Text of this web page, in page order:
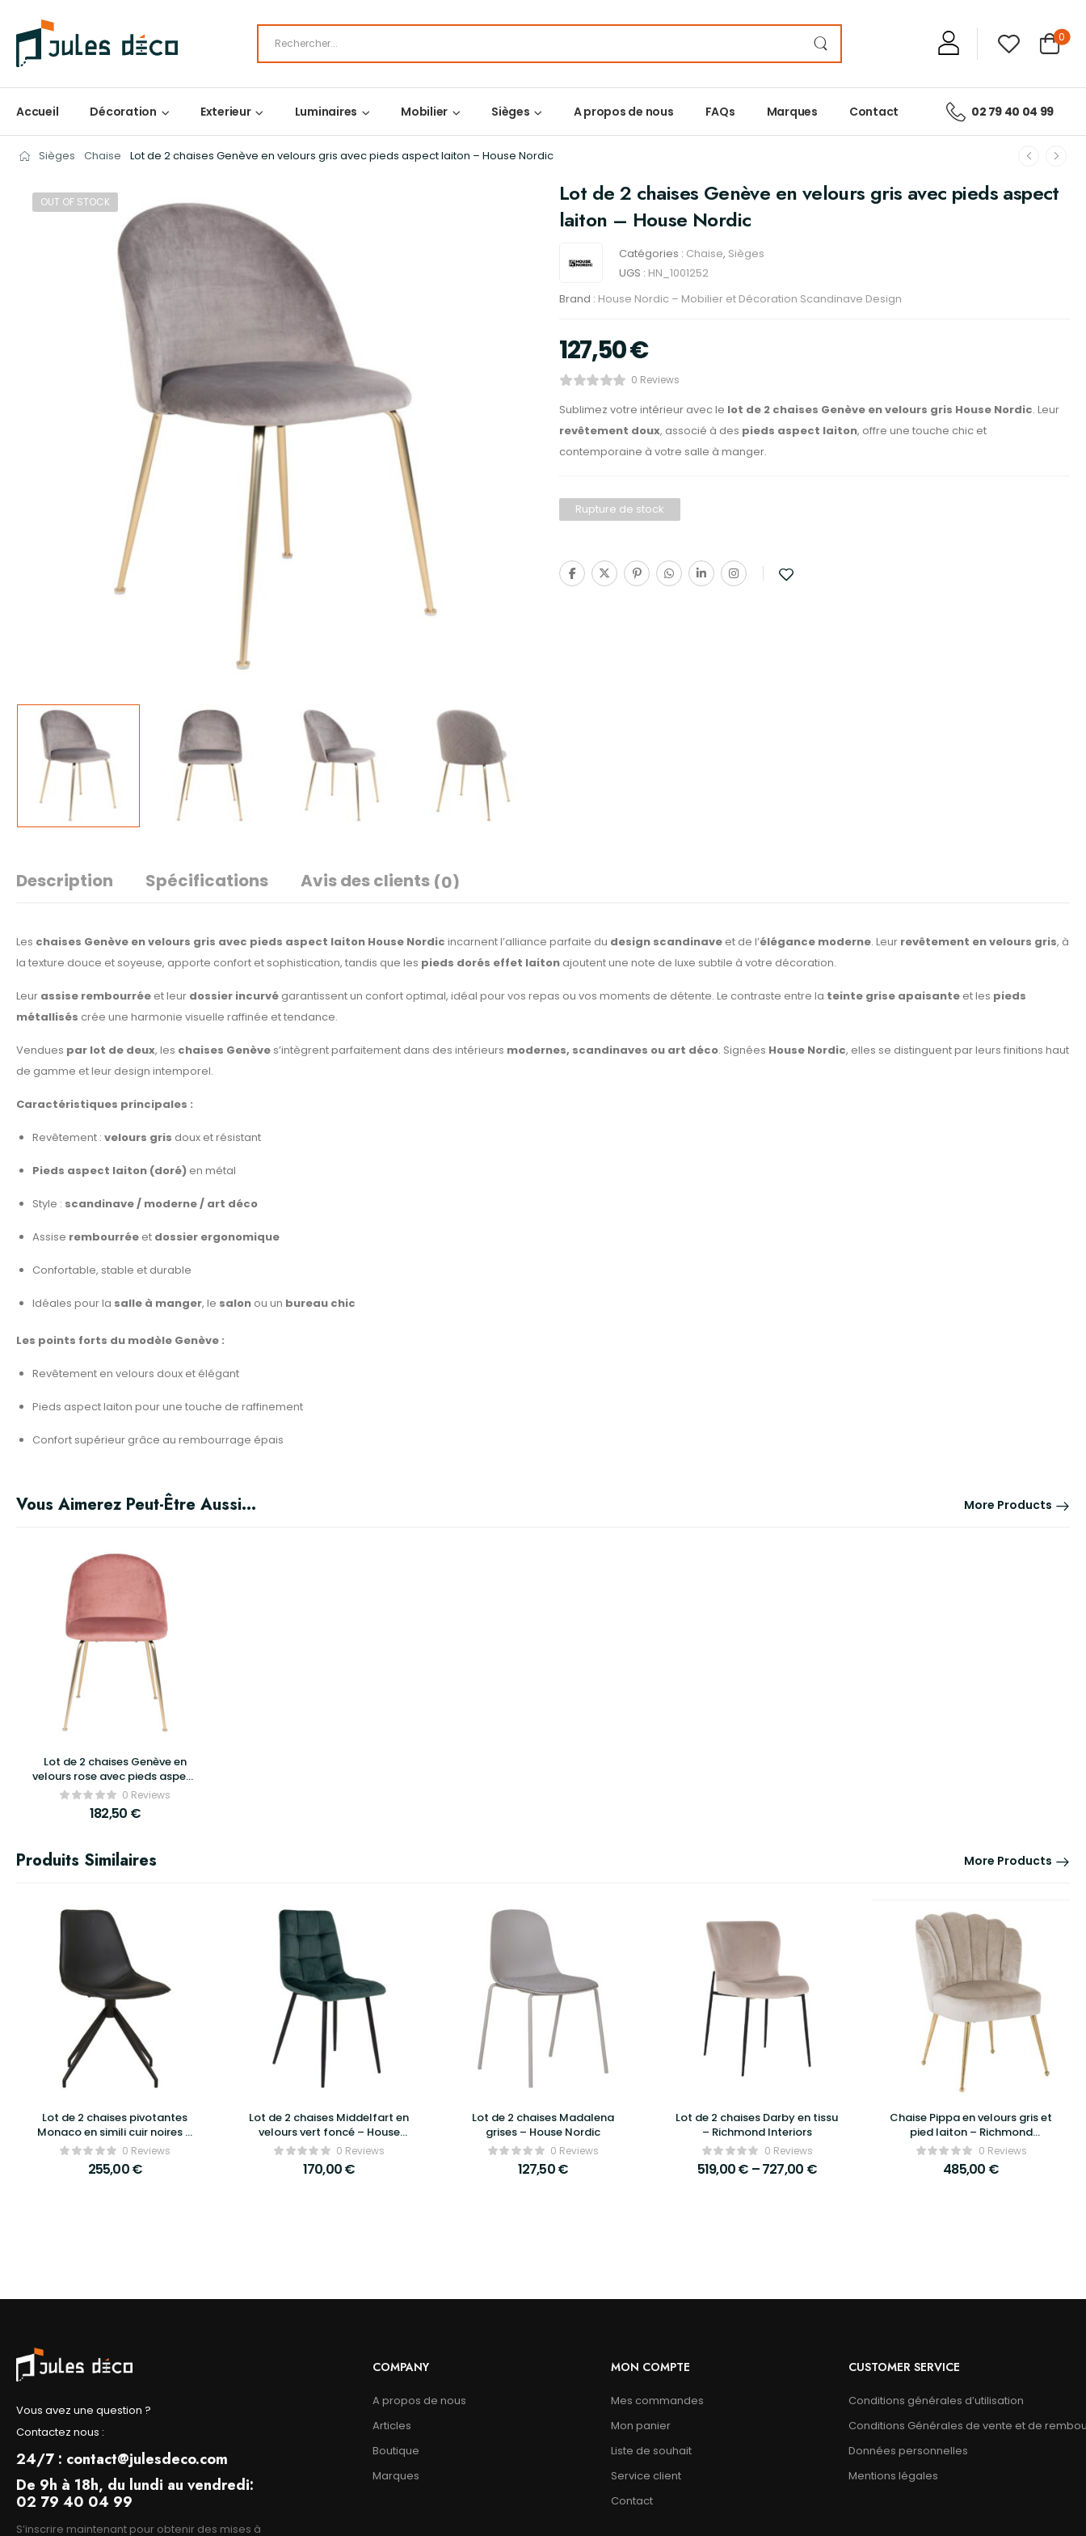
0
Accueil Décoration Exterieur Luminaires Mobilier Sièges A propos de nous FAQs Marques Contact 02 79 40 04 99
Sièges Chaise Lot de 2 chaises Genève en velours gris avec pieds aspect laiton – House Nordic
OUT OF STOCK
Lot de 2 chaises Genève en velours gris avec pieds aspect
laiton – House Nordic
Catégories : Chaise, Sièges
UGS : HN_1001252
Brand : House Nordic – Mobilier et Décoration Scandinave Design
127,50€
0 Reviews
Sublimez votre intérieur avec le lot de 2 chaises Genève en velours gris House Nordic. Leur
revêtement doux, associé à des pieds aspect laiton, offre une touche chic et
contemporaine à votre salle à manger.
Rupture de stock
Description Spécifications Avis des clients (0)
Les chaises Genève en velours gris avec pieds aspect laiton House Nordic incarnent l’alliance parfaite du design scandinave et de l’élégance moderne. Leur revêtement en velours gris, à
la texture douce et soyeuse, apporte confort et sophistication, tandis que les pieds dorés effet laiton ajoutent une note de luxe subtile à votre décoration.
Leur assise rembourrée et leur dossier incurvé garantissent un confort optimal, idéal pour vos repas ou vos moments de détente. Le contraste entre la teinte grise apaisante et les pieds
métallisés crée une harmonie visuelle raffinée et tendance.
Vendues par lot de deux, les chaises Genève s’intègrent parfaitement dans des intérieurs modernes, scandinaves ou art déco. Signées House Nordic, elles se distinguent par leurs finitions haut
de gamme et leur design intemporel.
Caractéristiques principales :
Revêtement : velours gris doux et résistant
Pieds aspect laiton (doré) en métal
Style : scandinave / moderne / art déco
Assise rembourrée et dossier ergonomique
Confortable, stable et durable
Idéales pour la salle à manger, le salon ou un bureau chic
Les points forts du modèle Genève :
Revêtement en velours doux et élégant
Pieds aspect laiton pour une touche de raffinement
Confort supérieur grâce au rembourrage épais
Vous Aimerez Peut-Être Aussi… More Products
Lot de 2 chaises Genève en
velours rose avec pieds aspect
laiton – House Nordic
0 Reviews
182,50 €
Produits Similaires More Products
Lot de 2 chaises pivotantes
Monaco en simili cuir noires –
House Nordic
0 Reviews
255,00€
Lot de 2 chaises Middelfart en
velours vert foncé – House
Nordic0 Reviews
170,00€
Lot de 2 chaises Madalena
grises – House Nordic
0 Reviews
127,50€
Lot de 2 chaises Darby en tissu
– Richmond Interiors
0 Reviews
519,00€ –727,00 €
Chaise Pippa en velours gris et
pied laiton – Richmond
Interiors0 Reviews
485,00 €
Vous avez une question ?
Contactez nous :
24/7 : contact@julesdeco.com
De 9h à 18h, du lundi au vendredi:
02 79 40 04 99
S’inscrire maintenant pour obtenir des mises à
COMPANY
A propos de nous
Articles
Boutique
Marques
MON COMPTE
Mes commandes
Mon panier
Liste de souhait
Service client
Contact
CUSTOMER SERVICE
Conditions générales d’utilisation
Conditions Générales de vente et de
Données personnelles
Mentions légales